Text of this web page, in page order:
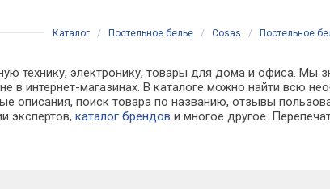
Каталог / Постельное белье / Cosas / Постельное
технику, электронику, товары для дома и офиса. Мы
в интернет-магазинах. В каталоге можно найти всю
описания, поиск товара по названию, отзывы
экспертов,каталог брендов и многое другое.